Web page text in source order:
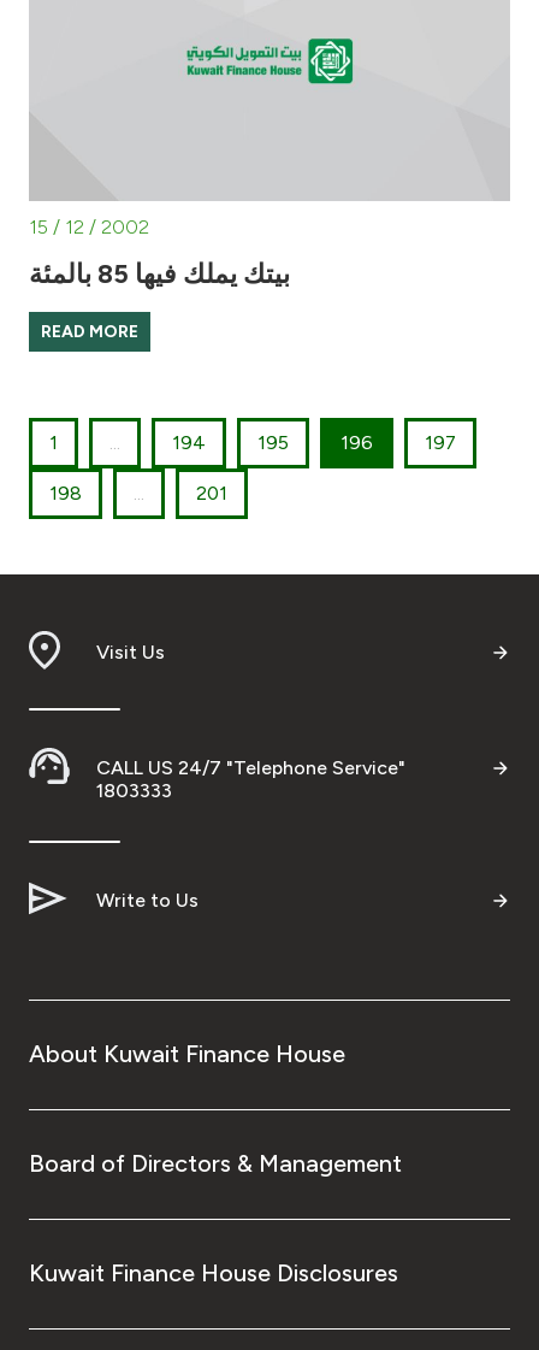
15 / 12 / 2002
بيتك يملك فيها 85 بالمئة
READ MORE
1 ... 194 195 196 197
198 ... 201
Visit Us
CALL US 24/7 "Telephone Service"
1803333
Write to Us
About Kuwait Finance House
Board of Directors & Management
Kuwait Finance House Disclosures